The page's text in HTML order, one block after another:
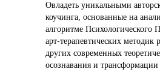
Овладеть уникальными
коучинга, основанные на
алгоритме Психологического
арт-терапевтических методик
других современных
осознавания и